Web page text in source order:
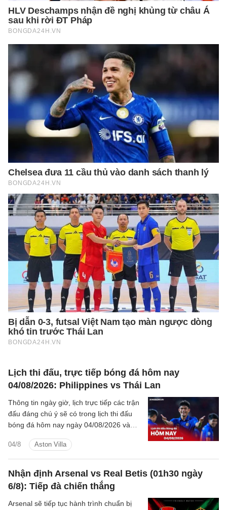
Lịch thi đấu, trực tiếp bóng đá hôm nay
04/08/2026: Philippines vs Thái Lan
04/8 Aston Villa
Thông tin ngày giờ, lịch trực tiếp các trận
đấu đáng chú ý sẽ có trong lịch thi đấu
bóng đá hôm nay ngày 04/08/2026 và
tiếp.
Nhận định Arsenal vs Real Betis (01h30 ngày
6/8): Tiếp đà chiến thắng
Arsenal sẽ tiếp tục hành trình chuẩn bị